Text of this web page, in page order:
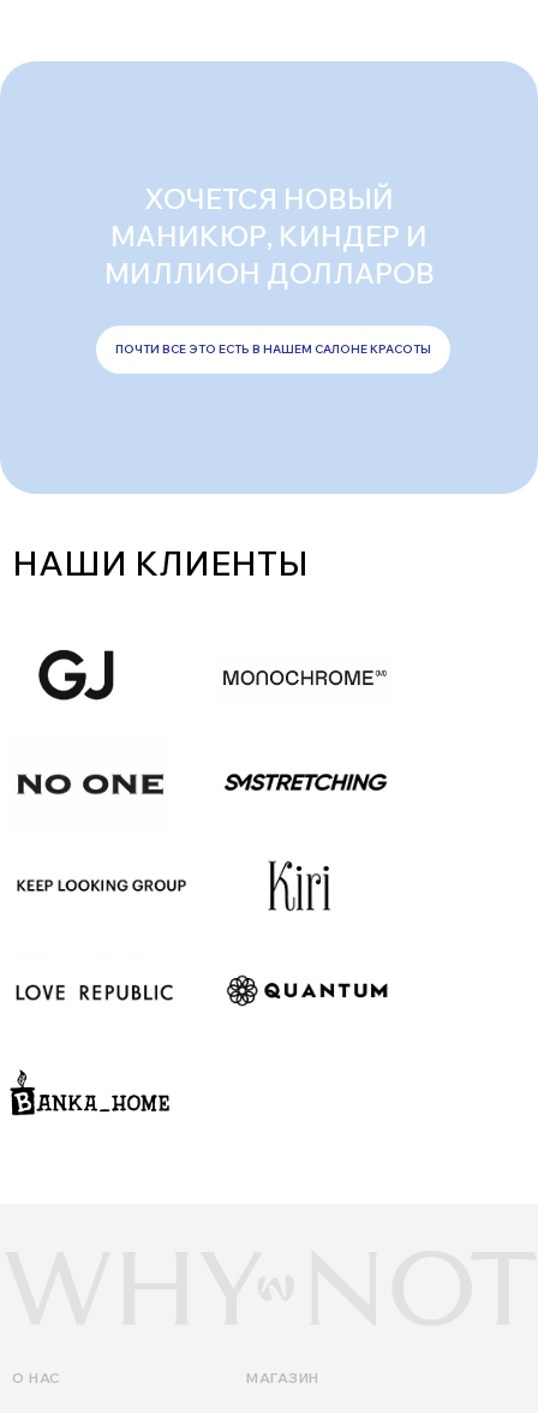
ХОЧЕТСЯ НОВЫЙ
МАНИКЮР, КИНДЕР И
МИЛЛИОН ДОЛЛАРОВ
ПОЧТИ ВСЕ ЭТО ЕСТЬ В НАШЕМ САЛОНЕ КРАСОТЫ
НАШИ КЛИЕНТЫ
О НАС МАГАЗИН